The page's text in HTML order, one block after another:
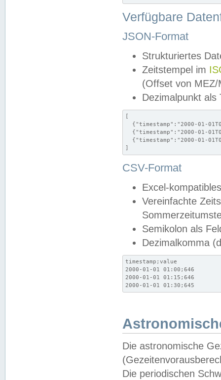
Verfügbare
JSON-Format
Strukturiertes
Zeitstempel im
(Offset von MEZ/
Dezimalpunkt als
[
{"timestamp":"2000-01-
{"timestamp":"2000-01-
{"timestamp":"2000-01-
]
CSV-Format
Excel-
Vereinfachte
Semikolon als
Dezimalkomma
timestamp;value
2000-01-01 01:00;646
2000-01-01 01:15;646
2000-01-01 01:30;645
Die astronomische
Die periodischen